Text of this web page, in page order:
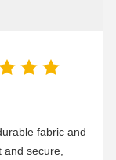
fabric and
secure,